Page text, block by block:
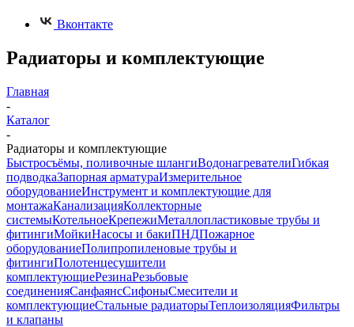
Вконтакте
Радиаторы и комплектующие
Главная
-
Каталог
-
Радиаторы и комплектующие
Быстросъёмы, поливочные шлангиВодонагревателиГибкая
подводкаЗапорная арматураИзмерительное
оборудованиеИнструмент и комплектующие для
монтажаКанализацияКоллекторные
системыКотельноеКрепежиМеталлопластиковые трубы и
фитингиМойкиНасосы и бакиПНДПожарное
оборудованиеПолипропиленовые трубы и
фитингиПолотенцесушители
комплектующиеРезинаРезьбовые
соединенияСанфаянсСифоныСмесители и
комплектующиеСтальные радиаторыТеплоизоляцияФильтры
и клапаны